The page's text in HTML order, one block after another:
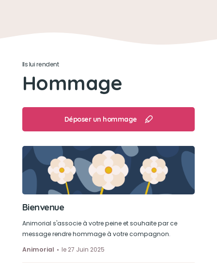
Son loisir préféré
Ils lui rendent
Hommage
Déposer un hommage
Bienvenue
Animorial s'associe à votre peine et souhaite par ce
message rendre hommage à votre compagnon.
Animorial
le 27 Juin 2025